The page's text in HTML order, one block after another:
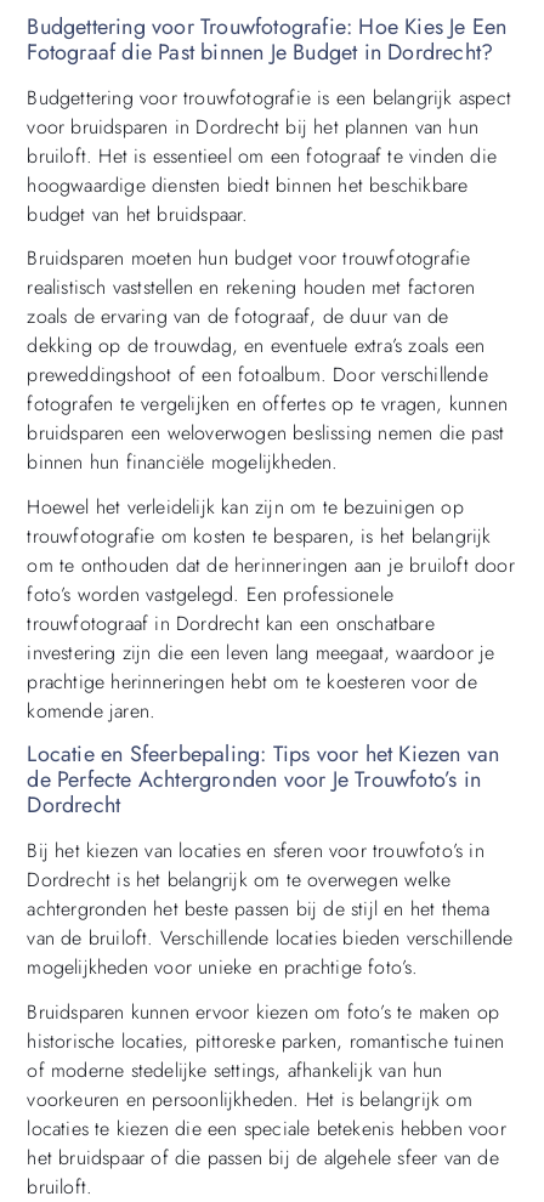
Budgettering voor Trouwfotografie: Hoe Kies Je Een
Fotograaf die Past binnen Je Budget in Dordrecht?
Budgettering voor trouwfotografie is een belangrijk aspect
voor bruidsparen in Dordrecht bij het plannen van hun
bruiloft. Het is essentieel om een fotograaf te vinden die
hoogwaardige diensten biedt binnen het beschikbare
budget van het bruidspaar.
Bruidsparen moeten hun budget voor trouwfotografie
realistisch vaststellen en rekening houden met factoren
zoals de ervaring van de fotograaf, de duur van de
dekking op de trouwdag, en eventuele extra’s zoals een
preweddingshoot of een fotoalbum. Door verschillende
fotografen te vergelijken en offertes op te vragen, kunnen
bruidsparen een weloverwogen beslissing nemen die past
binnen hun financiële mogelijkheden.
Hoewel het verleidelijk kan zijn om te bezuinigen op
trouwfotografie om kosten te besparen, is het belangrijk
om te onthouden dat de herinneringen aan je bruiloft door
foto’s worden vastgelegd. Een professionele
trouwfotograaf in Dordrecht kan een onschatbare
investering zijn die een leven lang meegaat, waardoor je
prachtige herinneringen hebt om te koesteren voor de
komende jaren.
Locatie en Sfeerbepaling: Tips voor het Kiezen van
de Perfecte Achtergronden voor Je Trouwfoto’s in
Dordrecht
Bij het kiezen van locaties en sferen voor trouwfoto’s in
Dordrecht is het belangrijk om te overwegen welke
achtergronden het beste passen bij de stijl en het thema
van de bruiloft. Verschillende locaties bieden verschillende
mogelijkheden voor unieke en prachtige foto’s.
Bruidsparen kunnen ervoor kiezen om foto’s te maken op
historische locaties, pittoreske parken, romantische tuinen
of moderne stedelijke settings, afhankelijk van hun
voorkeuren en persoonlijkheden. Het is belangrijk om
locaties te kiezen die een speciale betekenis hebben voor
het bruidspaar of die passen bij de algehele sfeer van de
bruiloft.